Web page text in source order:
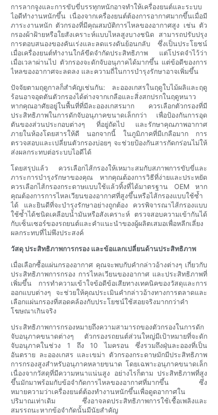
การลากจูงและการขับขี่บรรทุกหนักอาจทำให้เครื่องยนต์และระบบ
ไอดีทำงานหนักขึ้น เนื่องจากเครื่องยนต์ต้องการอากาศมากขึ้นเมื่อมี
ภาระงานหนัก ตัวกรองที่มีคุณสมบัติการไหลของอากาศสูง เช่น ตัว
กรองผ้าฝ้ายหรือใยสังเคราะห์แบบไหลสูงบางชนิด สามารถปรับปรุง
การตอบสนองของคันเร่งและลดแรงดันย้อนกลับ ซึ่งเป็นประโยชน์
เมื่อเครื่องยนต์ทำงานใกล้ขีดจำกัดประสิทธิภาพ แต่โปรดจำไว้ว่า
เมื่อเวลาผ่านไป ตัวกรองจะดักจับอนุภาคได้มากขึ้น แต่ข้อดีของการ
ไหลของอากาศจะลดลง และความถี่ในการบำรุงรักษาอาจเพิ่มขึ้น
ปัจจัยตามฤดูกาลก็สำคัญเช่นกัน: ละอองเกสรในฤดูใบไม้ผลิและฤดู
ร้อนอาจอุดตันตัวกรองได้ต่างจากเกลือและสิ่งสกปรกในฤดูหนาว
หากคุณอาศัยอยู่ในพื้นที่ที่มีละอองเกสรมาก ควรเลือกตัวกรองที่มี
ประสิทธิภาพในการดักจับอนุภาคขนาดเล็กกว่า เพื่อป้องกันการอุด
ตันของส่วนประกอบต่างๆ ที่อยู่ถัดไป และรักษาคุณภาพอากาศ
ภายในห้องโดยสารให้ดี นอกจากนี้ ในภูมิภาคที่มีเกลือมาก การ
ตรวจสอบและเปลี่ยนตัวกรองบ่อยๆ จะช่วยป้องกันสารกัดกร่อนไม่ให้
ส่งผลกระทบต่อระบบไอดีได้
โดยสรุปแล้ว ควรเลือกไส้กรองให้เหมาะสมกับสภาพการขับขี่และ
ภาระการบำรุงรักษาของคุณ หากคุณต้องการวิธีที่ง่ายและประหยัด
ควรเลือกไส้กรองกระดาษแบบใช้แล้วทิ้งที่ได้มาตรฐาน OEM หาก
คุณต้องการการไหลเวียนของอากาศที่สูงขึ้นหรือไส้กรองแบบใช้ซ้ำ
ได้ และยินดีที่จะบำรุงรักษาอย่างถูกต้อง ควรพิจารณาไส้กรองแบบ
ใช้ซ้ำได้ชนิดเคลือบน้ำมันหรือสังเคราะห์ ตรวจสอบความเข้ากันได้
กับเซ็นเซอร์ของรถยนต์และคำแนะนำของผู้ผลิตเสมอเพื่อหลีกเลี่ยง
ผลกระทบที่ไม่พึงประสงค์
วัสดุ ประสิทธิภาพการกรอง และข้อแลกเปลี่ยนด้านประสิทธิภาพ
เมื่อเลือกซื้อแผ่นกรองอากาศ คุณจะพบกับคำกล่าวอ้างต่างๆ เกี่ยวกับ
ประสิทธิภาพการกรอง การไหลเวียนของอากาศ และประสิทธิภาพที่
เพิ่มขึ้น การทำความเข้าใจข้อดีข้อเสียทางเทคนิคของวัสดุและการ
ออกแบบต่างๆ จะช่วยให้คุณประเมินคำกล่าวอ้างทางการตลาดและ
เลือกแผ่นกรองที่สอดคล้องกับประโยชน์ใช้สอยจริงมากกว่าคำ
โฆษณาเกินจริง
ประสิทธิภาพการกรองหมายถึงความสามารถของตัวกรองในการดัก
จับอนุภาคขนาดต่างๆ ตัวกรองรถยนต์ส่วนใหญ่มีเป้าหมายที่จะดัก
จับอนุภาคในช่วง 1 ถึง 10 ไมครอน ซึ่งรวมถึงฝุ่นละอองที่เป็น
อันตราย ละอองเกสร และเขม่า ตัวกรองกระดาษมักมีประสิทธิภาพ
การกรองสูงสำหรับอนุภาคหลายขนาด โดยเฉพาะอนุภาคขนาดเล็ก
เนื่องจากวัสดุที่มีความหนาแน่นสูง อย่างไรก็ตาม ประสิทธิภาพที่สูง
ขึ้นมักมาพร้อมกับข้อจำกัดการไหลของอากาศที่มากขึ้น ซึ่ง
หมายความว่าเครื่องยนต์ต้องทำงานหนักขึ้นเพื่อดูดอากาศใน
ปริมาณเท่าเดิม ซึ่งอาจลดประสิทธิภาพการใช้เชื้อเพลิงและ
สมรรถนะหากข้อจำกัดนั้นมีนัยสำคัญ